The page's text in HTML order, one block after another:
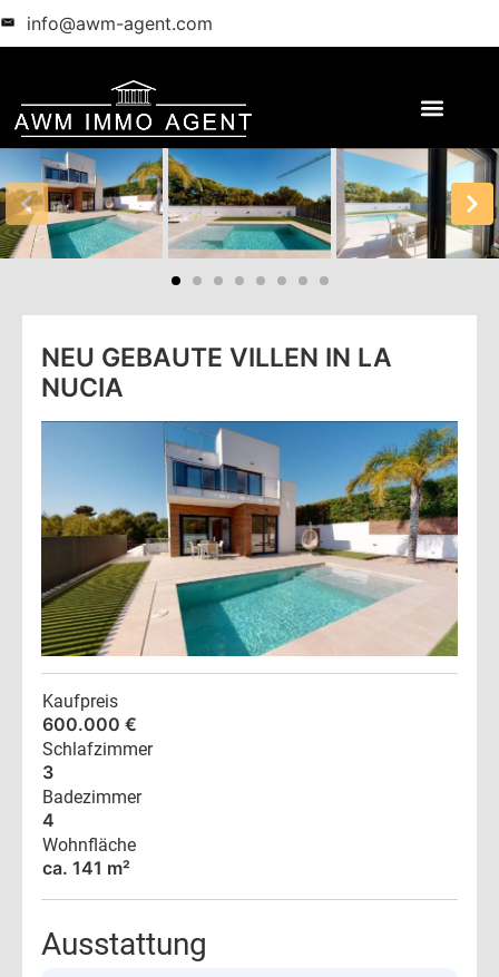
info@awm-agent.com
NEU GEBAUTE VILLEN IN LA
NUCIA
Kaufpreis
600.000 €
Schlafzimmer
3
Badezimmer
4
Wohnfläche
ca. 141 m²
Ausstattung